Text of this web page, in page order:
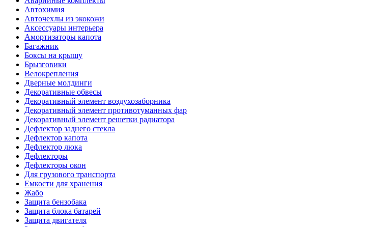
Автохимия
Авточехлы из экокожи
Аксессуары интерьера
Амортизаторы капота
Багажник
Боксы на крышу
Брызговики
Велокрепления
Дверные молдинги
Декоративные обвесы
Декоративный элемент воздухозаборника
Декоративный элемент противотуманных фар
Декоративный элемент решетки радиатора
Дефлектор заднего стекла
Дефлектор капота
Дефлектор люка
Дефлекторы
Дефлекторы окон
Для грузового транспорта
Емкости для хранения
Жабо
Защита бензобака
Защита блока батарей
Защита двигателя